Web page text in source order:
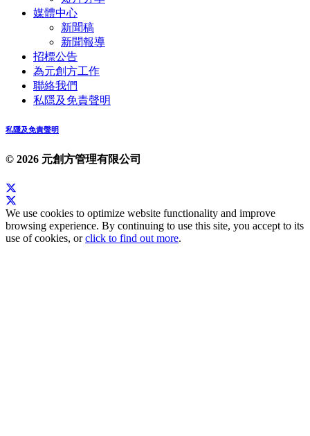
媒體中心
新聞稿
新聞報導
招標公告
為元創方工作
聯絡我們
私隱及免責聲明
私隱及免責聲明
© 2026 元創方管理有限公司
We use cookies to optimize website functionality and improve
browsing experience. By continuing to use this site, you accept to its
use of cookies, orclick to find out more.